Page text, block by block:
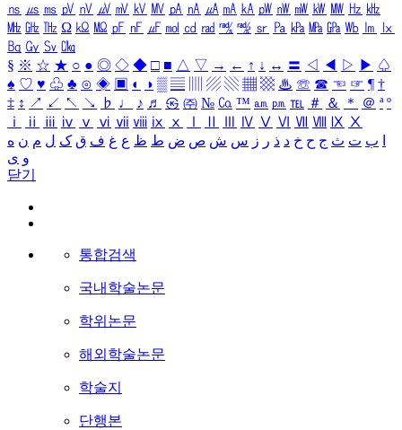
㎱ ㎲ ㎳ ㎴ ㎵ ㎶ ㎷ ㎸ ㎹ ㎀ ㎁ ㎂ ㎃ ㎄ ㎺ ㎻ ㎽ ㎾ ㎿ ㎐ ㎑
㎒ ㎓ ㎔ Ω ㏀ ㏁ ㎊ ㎋ ㎌ ㏖ ㏅ ㎭ ㎮ ㎯ ㏛ ㎩ ㎪ ㎫ ㎬ ㏝ ㏐
㏓
㏃ ㏉ ㏜ ㏆
§ ※ ☆ ★ ○ ● ◎ ◇ ◆ □ ■ △ ▽ → ← ↑ ↓ ↔ 〓 ◁ ◀ ▷ ▶ ♤
♠ ♡ ♥ ♧ ♣ ⊙ ◈ ▣ ◐ ◑ ▒ ▤ ▨ ▧ ▦ ▩ ♨ ☏ ☎ ☜ ☞ ¶ †
‡ ↕ ↗ ↙ ↖ ↘ ♭ ♩ ♪ ♬ ㉿ ㈜ № ㏇ ™ ㏂ ㏘ ℡ ＃ ＆ ＊ ＠ ª º
ⅰ
ⅱ ⅲ ⅳ ⅴ ⅵ ⅶ ⅷ ⅸ ⅹ Ⅳ Ⅴ Ⅵ Ⅶ Ⅷ Ⅸ Ⅹ
ب ت ث ج ح خ د ذ ر ز س ش ص ض ط ظ ع غ ف ق ک ل م ن ه
و ی
닫기
통합검색
국내학술논문
학위논문
해외학술논문
학술지
단행본